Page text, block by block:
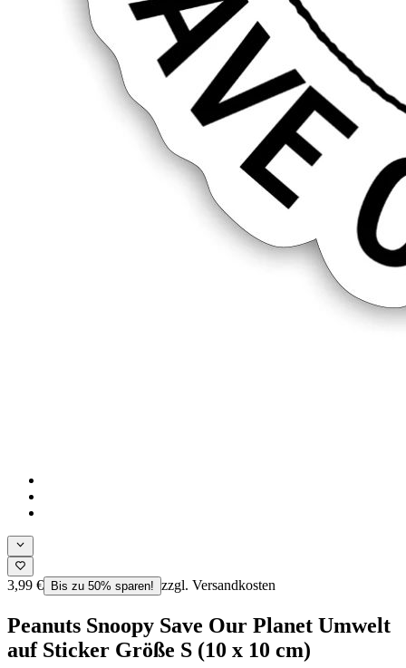
3,99 € Bis zu 50% sparen! zzgl. Versandkosten
Peanuts Snoopy Save Our Planet Umwelt
auf Sticker Größe S (10 x 10 cm)